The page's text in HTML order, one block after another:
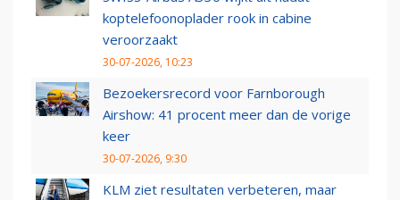
koptelefoonoplader rook in cabine
veroorzaakt
30-07-2026, 10:23
Bezoekersrecord voor Farnborough
Airshow: 41 procent meer dan de vorige
keer
30-07-2026, 9:30
KLM ziet resultaten verbeteren, maar